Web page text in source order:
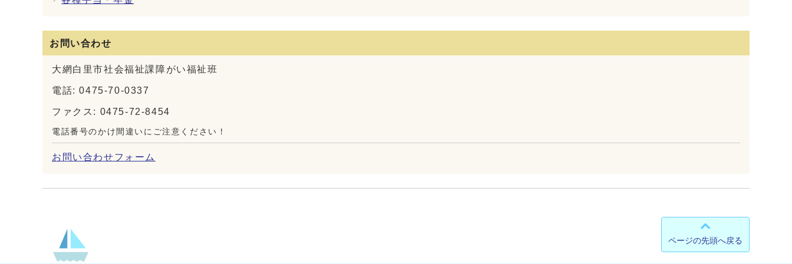
お問い合わせ
大網白里市社会福祉課障がい福祉班
電話: 0475-70-0337
ファクス: 0475-72-8454
電話番号のかけ間違いにご注意ください！
お問い合わせフォーム
ページの先頭へ戻る